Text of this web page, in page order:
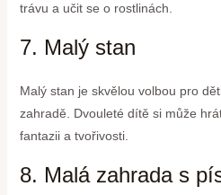
trávu a učit se o rostlinách.
7. Malý stan
Malý stan je skvělou volbou pro
zahradě. Dvouleté dítě si může
fantazii a tvořivosti.
8. Malá zahrada s